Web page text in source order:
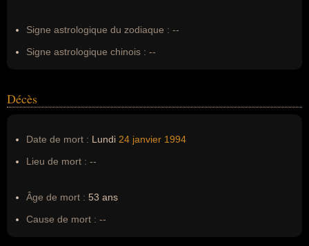
Signe astrologique du zodiaque : --
Signe astrologique chinois : --
Décès
Date de mort : Lundi 24 janvier 1994
Lieu de mort : --
Âge de mort : 53 ans
Cause de mort : --